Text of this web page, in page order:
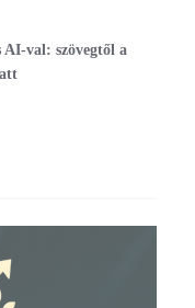
val: szövegtől a